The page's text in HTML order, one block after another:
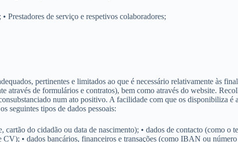
Prestadores de serviço e respetivos colaboradores;
pertinentes e limitados ao que é necessário relativamente às
através de formulários e contratos), bem como através do website.
num ato positivo. A facilidade com que os disponibiliza é
seguintes tipos de dados pessoais:
do cidadão ou data de nascimento); • dados de contacto (como o
• dados bancários, financeiros e transações (como IBAN ou